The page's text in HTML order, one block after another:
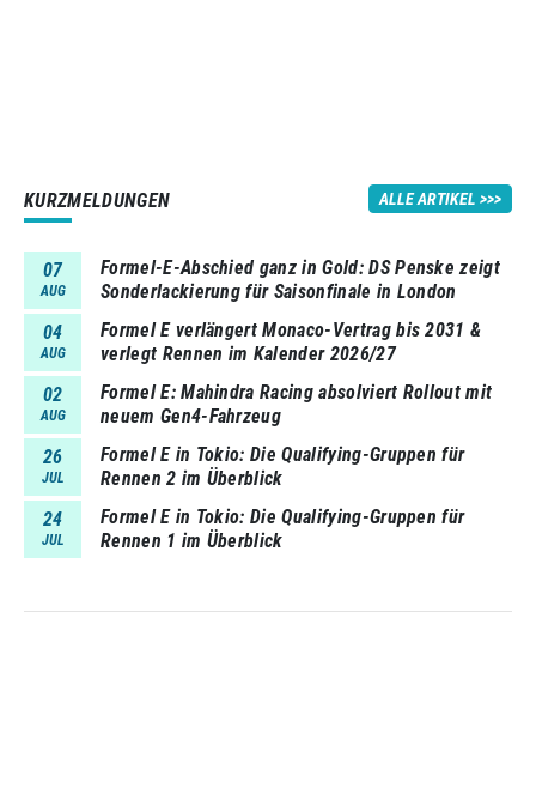
KURZMELDUNGEN ALLE ARTIKEL
07
AUG
Formel-E-Abschied ganz in Gold: DS Penske zeigt
Sonderlackierung für Saisonfinale in London
04
AUG
Formel E verlängert Monaco-Vertrag bis 2031 &
verlegt Rennen im Kalender 2026/27
02
AUG
Formel E: Mahindra Racing absolviert Rollout mit
neuem Gen4-Fahrzeug
26
JUL
Formel E in Tokio: Die Qualifying-Gruppen für
Rennen 2 im Überblick
24
JUL
Formel E in Tokio: Die Qualifying-Gruppen für
Rennen 1 im Überblick